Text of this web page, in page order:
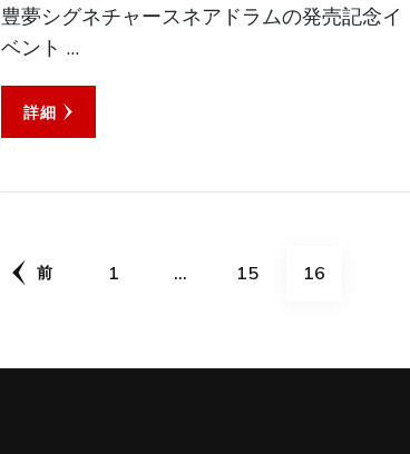
豊夢シグネチャースネアドラムの発売記念イ
ベント …
詳細
投 前 固
1 … 固
15 固
16